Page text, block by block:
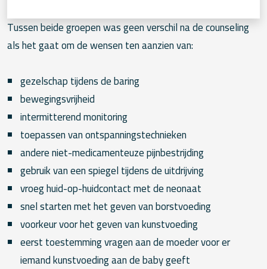
Tussen beide groepen was geen verschil na de counseling
als het gaat om de wensen ten aanzien van:
gezelschap tijdens de baring
bewegingsvrijheid
intermitterend monitoring
toepassen van ontspanningstechnieken
andere niet-medicamenteuze pijnbestrijding
gebruik van een spiegel tijdens de uitdrijving
vroeg huid-op-huidcontact met de neonaat
snel starten met het geven van borstvoeding
voorkeur voor het geven van kunstvoeding
eerst toestemming vragen aan de moeder voor er
iemand kunstvoeding aan de baby geeft